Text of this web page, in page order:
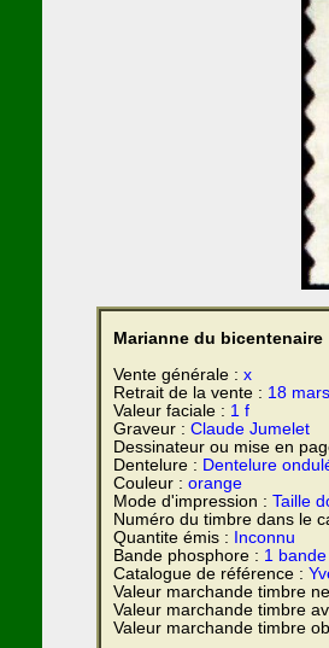
Marianne du bicentenaire
Vente générale : x
Retrait de la vente : 18
Valeur faciale : 1 f
Graveur : Claude Jumelet
Dessinateur ou mise en
Dentelure : Dentelure
Couleur : orange
Mode d'impression : Taille
Numéro du timbre dans le
Quantite émis :
Inconnu
Bande phosphore : 1 bande
Catalogue de référence :
Valeur marchande timbre
Valeur marchande timbre
Valeur marchande timbre